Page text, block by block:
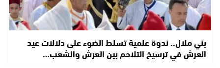
بني ملال.. ندوة علمية تسلط الضوء على دلالات عيد
العرش في ترسيخ التلاحم بين العرش والشعب…